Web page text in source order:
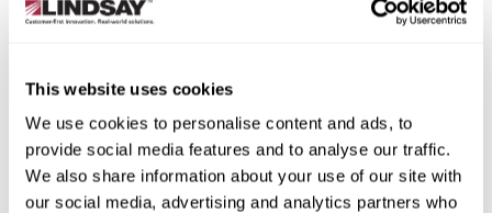
This website uses cookies
We use cookies to personalise content and ads, to
provide social media features and to analyse our traffic.
We also share information about your use of our site with
our social media, advertising and analytics partners who
الدولة
الولاية/المقاطعة